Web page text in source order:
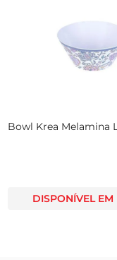
mas não
Bowl Krea Melamina
DISPONÍVEL EM